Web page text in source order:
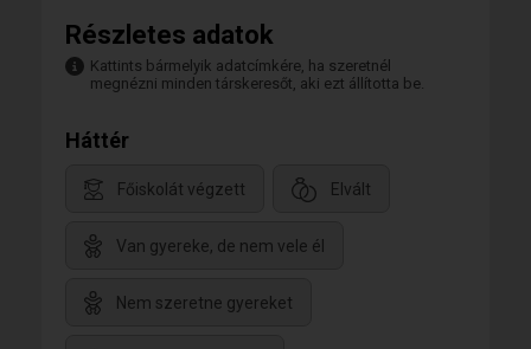
Részletes adatok
Kattints bármelyik adatcímkére, ha szeretnél
megnézni minden társkeresőt, aki ezt állította be.
Háttér
Főiskolát végzett Elvált
Van gyereke, de nem vele él
Nem szeretne gyereket